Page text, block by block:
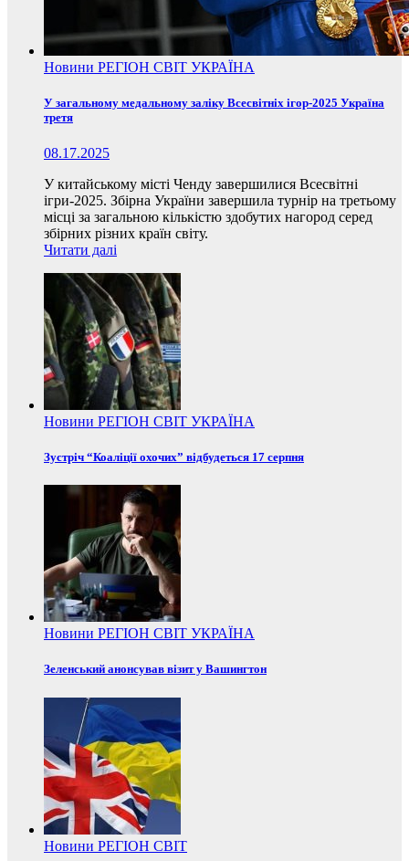
Новини РЕГІОН СВІТ УКРАЇНА
У загальному медальному заліку Всесвітніх ігор-2025 Україна
третя
08.17.2025
У китайському місті Ченду завершилися Всесвітні
ігри-2025. Збірна України завершила турнір на третьому
місці за загальною кількістю здобутих нагород серед
збірних різних країн світу.
Читати далі
Новини РЕГІОН СВІТ УКРАЇНА
Зустріч “Коаліції охочих” відбудеться 17 серпня
Новини РЕГІОН СВІТ УКРАЇНА
Зеленський анонсував візит у Вашингтон
Новини РЕГІОН СВІТ